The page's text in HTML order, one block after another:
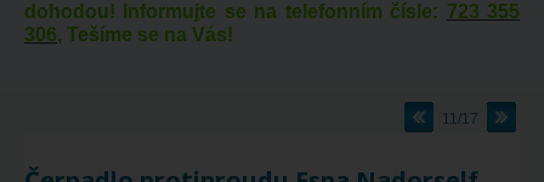
dohodou! Informujte se na telefonním čísle: 723 355
306, Tešíme se na Vás!
11/17